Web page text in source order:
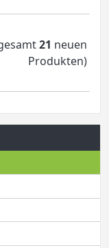
21 neuen
Produkten)